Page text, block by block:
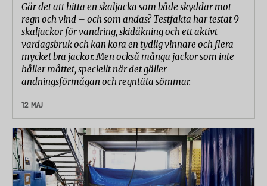
Går det att hitta en skaljacka som både skyddar mot
regn och vind – och som andas? Testfakta har testat 9
skaljackor för vandring, skidåkning och ett aktivt
vardagsbruk och kan kora en tydlig vinnare och flera
mycket bra jackor. Men också många jackor som inte
håller måttet, speciellt när det gäller
andningsförmågan och regntäta sömmar.
12 MAJ